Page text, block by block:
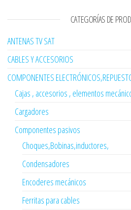
CATEGORÍAS DE
ANTENAS TV SAT
CABLES Y ACCESORIOS
COMPONENTES
Cajas , accesorios , elementos
Cargadores
Componentes pasivos
Choques,Bobinas,inductores,
Condensadores
Encoderes mecánicos
Ferritas para cables